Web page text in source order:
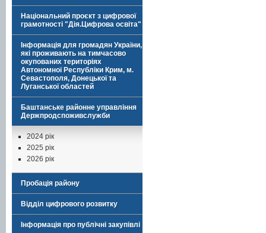
Національний проєкт з цифрової
грамотності "Дія.Цифрова освіта"
Інформація для громадян України,
які проживають на тимчасово
окупованих територіях
Автономної Республіки Крим, м.
Севастополя, Донецької та
Луганської областей
Баштанське районне управління
Держпродспоживслужби
2024 рік
2025 рік
2026 рік
Пробація району
Відділ цифрового розвитку
Інформація про публічні закупівлі